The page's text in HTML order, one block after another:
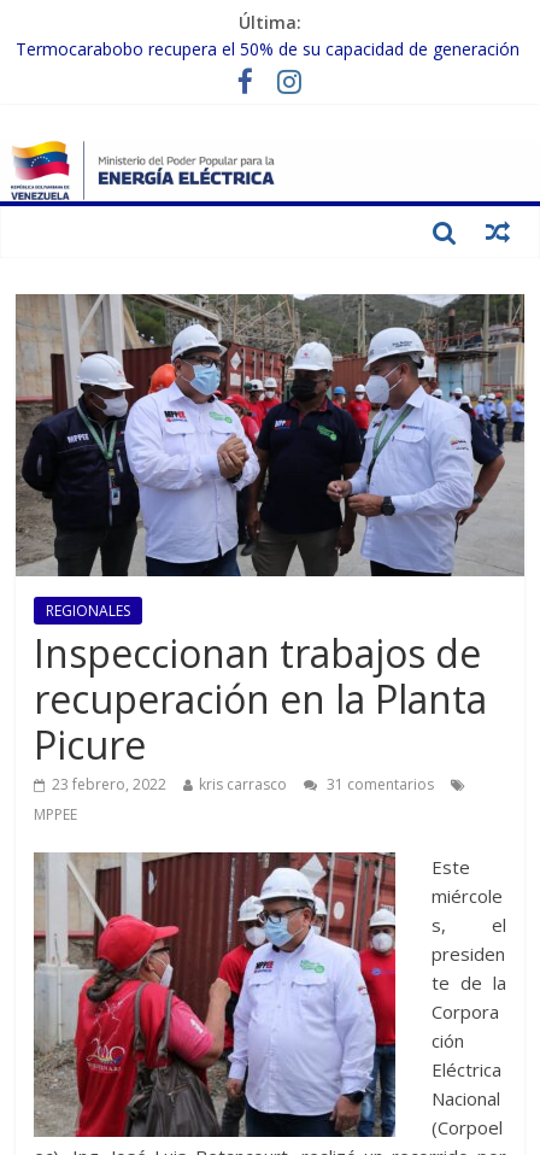
Última:
Gobierno Nacional activa plan preventivo para fortalecer el SEN
ante el fenómeno de El Niño
Termocarabobo recupera el 50% de su capacidad de generación
MPPEE avanza en la recuperación de infraestructuras eléctricas
afectadas por los sismos
Gobierno Nacional coordina acciones con el sector privado para
Inspeccionan trabajos de rehabilitación en instalaciones del SEN
REGIONALES
Inspeccionan trabajos de
recuperación en la Planta
Picure
23 febrero, 2022 kris carrasco
31 comentarios
MPPEE
Este
miércole
s, el
presiden
te de la
Corpora
ción
Eléctrica
Nacional
(Corpoel